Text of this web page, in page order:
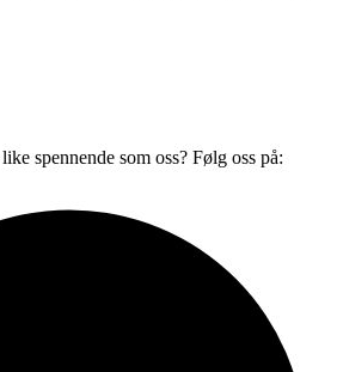
spennende som oss? Følg oss på: